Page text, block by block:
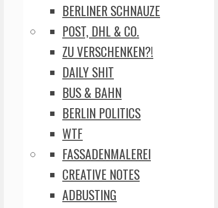
BERLINER SCHNAUZE
POST, DHL & CO.
ZU VERSCHENKEN?!
DAILY SHIT
BUS & BAHN
BERLIN POLITICS
WTF
FASSADENMALEREI
CREATIVE NOTES
ADBUSTING